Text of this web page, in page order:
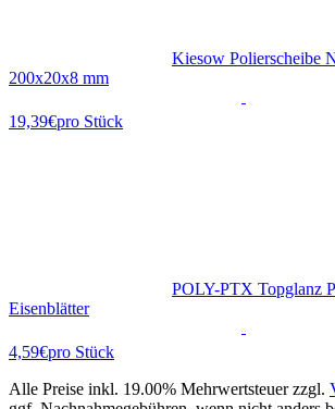
Kiesow Polierscheibe
200x20x8 mm
19,39€pro Stück
POLY-PTX Topglanz
Eisenblätter
4,59€pro Stück
Alle Preise inkl. 19.00% Mehrwertsteuer zzgl.